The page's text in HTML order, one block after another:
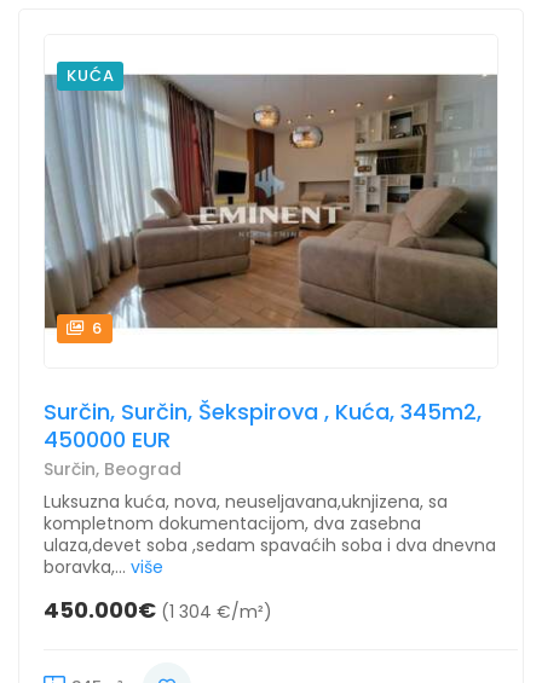
KUĆA
6
Surčin, Surčin, Šekspirova , Kuća, 345m2,
450000 EUR
Surčin, Beograd
Luksuzna kuća, nova, neuseljavana,uknjizena, sa
kompletnom dokumentacijom, dva zasebna
ulaza,devet soba ,sedam spavaćih soba i dva dnevna
boravka,... više
450.000€ (1 304 €/m²)